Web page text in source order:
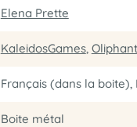
Elena Prette
KaleidosGames,
Français (dans la
Boite métal